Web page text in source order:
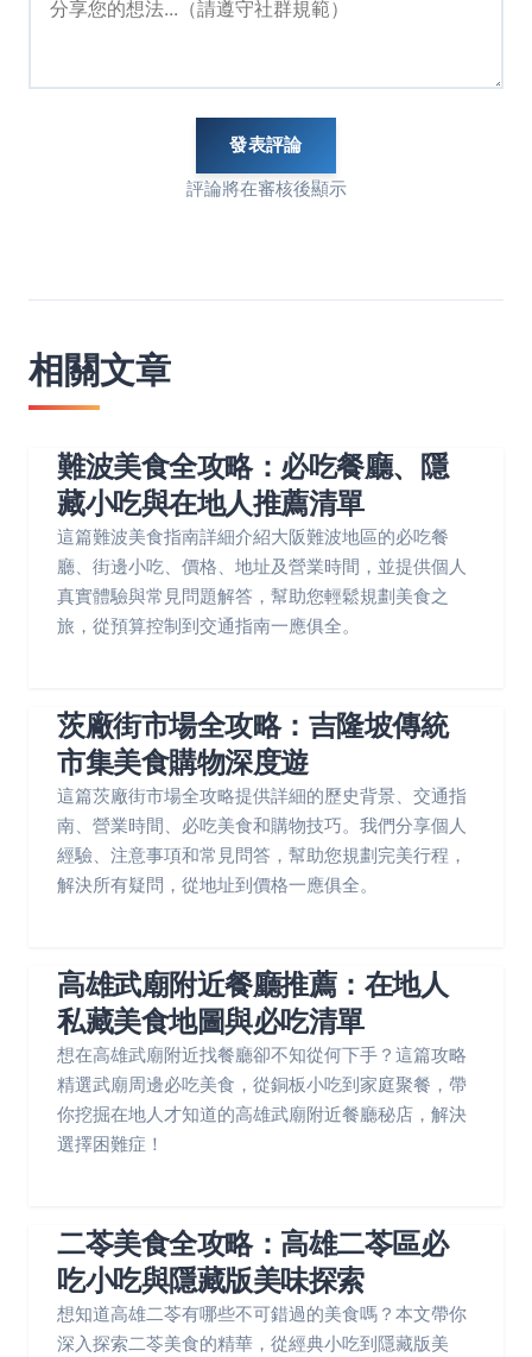
發表評論
評論將在審核後顯示
相關文章
難波美食全攻略：必吃餐廳、隱
藏小吃與在地人推薦清單
這篇難波美食指南詳細介紹大阪難波地區的必吃餐
廳、街邊小吃、價格、地址及營業時間，並提供個人
真實體驗與常見問題解答，幫助您輕鬆規劃美食之
旅，從預算控制到交通指南一應俱全。
茨廠街市場全攻略：吉隆坡傳統
市集美食購物深度遊
這篇茨廠街市場全攻略提供詳細的歷史背景、交通指
南、營業時間、必吃美食和購物技巧。我們分享個人
經驗、注意事項和常見問答，幫助您規劃完美行程，
解決所有疑問，從地址到價格一應俱全。
高雄武廟附近餐廳推薦：在地人
私藏美食地圖與必吃清單
想在高雄武廟附近找餐廳卻不知從何下手？這篇攻略
精選武廟周邊必吃美食，從銅板小吃到家庭聚餐，帶
你挖掘在地人才知道的高雄武廟附近餐廳秘店，解決
選擇困難症！
二苓美食全攻略：高雄二苓區必
吃小吃與隱藏版美味探索
想知道高雄二苓有哪些不可錯過的美食嗎？本文帶你
深入探索二苓美食的精華，從經典小吃到隱藏版美